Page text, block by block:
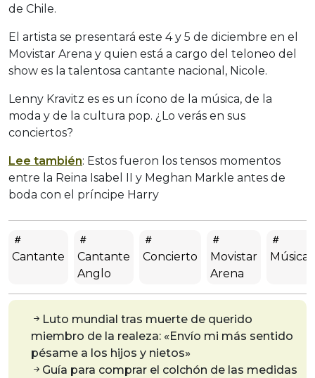
de Chile.
El artista se presentará este 4 y 5 de diciembre en el
Movistar Arena y quien está a cargo del teloneo del
show es la talentosa cantante nacional, Nicole.
Lenny Kravitz es es un ícono de la música, de la
moda y de la cultura pop. ¿Lo verás en sus
conciertos?
Lee también: Estos fueron los tensos momentos
entre la Reina Isabel II y Meghan Markle antes de
boda con el príncipe Harry
Cantante
Cantante
Anglo
Concierto
Movistar
Arena
Música
Luto mundial tras muerte de querido
miembro de la realeza: «Envío mi más sentido
pésame a los hijos y nietos»
Guía para comprar el colchón de las medidas